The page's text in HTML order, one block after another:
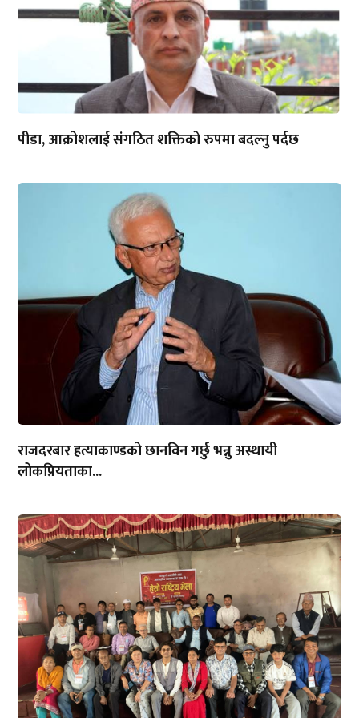
पीडा, आक्रोशलाई संगठित शक्तिको रुपमा बदल्नु पर्दछ
राजदरबार हत्याकाण्डको छानविन गर्छु भन्नु अस्थायी
लोकप्रियताका...